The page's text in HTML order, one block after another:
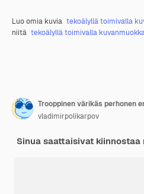
Luo omia kuvia tekoälyllä toimivalla
niitä tekoälyllä toimivalla
Trooppinen värikäs
vladimirpolikarpov
Sinua saattaisivat kiinnostaa